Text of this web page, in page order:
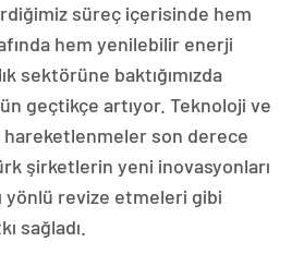
süreç içerisinde hem
hem yenilebilir enerji
sektörüne baktığımızda
geçtikçe artıyor. Teknoloji ve
son derece
şirketlerin yeni inovasyonları
yönlü revize etmeleri gibi
sağladı.